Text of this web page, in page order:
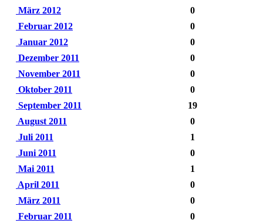
März 2012
0
Februar 2012
0
Januar 2012
0
Dezember 2011
0
November 2011
0
Oktober 2011
0
September 2011
19
August 2011
0
Juli 2011
1
Juni 2011
0
Mai 2011
1
April 2011
0
März 2011
0
Februar 2011
0